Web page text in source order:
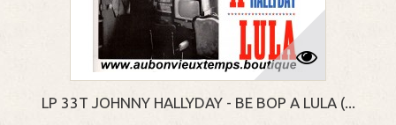
LP 33T JOHNNY HALLYDAY - BE BOP A LULA (...